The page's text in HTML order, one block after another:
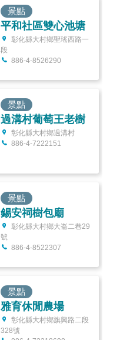
景點
平和社區雙心池塘
彰化縣大村鄉聖瑤西路一
段
886-4-8526290
景點
過溝村葡萄王老樹
彰化縣大村鄉過溝村
886-4-7222151
景點
錫安祠樹包廟
彰化縣大村鄉大崙二巷29
號
886-4-8522307
景點
雅育休閒農場
彰化縣大村鄉旗興路二段
328號